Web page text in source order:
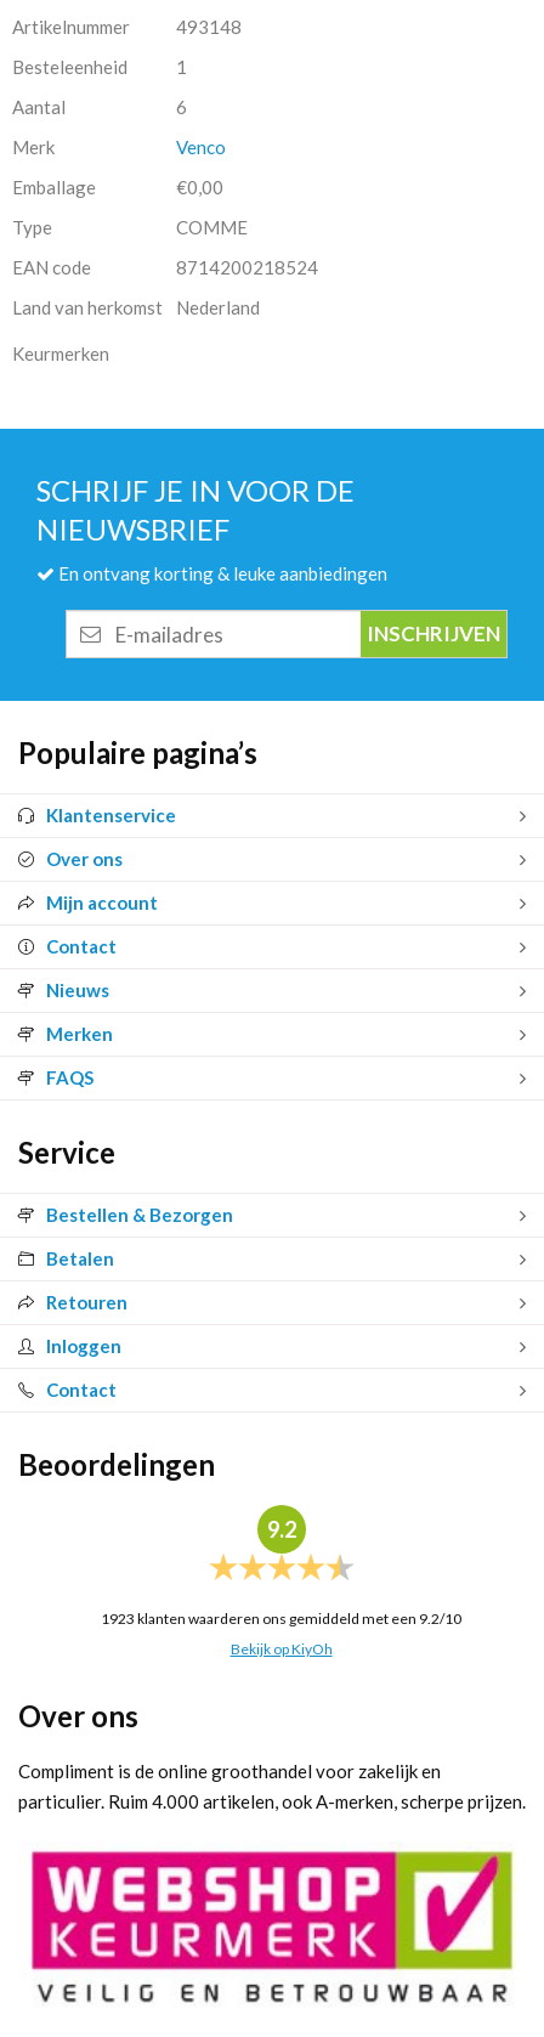
Artikelnummer
493148
Besteleenheid
1
Aantal
6
Merk
Venco
Emballage
€0,00
Type
COMME
EAN code
8714200218524
Land van herkomst
Nederland
Keurmerken
SCHRIJF JE IN VOOR DE
NIEUWSBRIEF
En ontvang korting & leuke aanbiedingen
mailadres
Populaire pagina’s
Klantenservice
Over ons
Mijn account
Contact
Nieuws
Merken
FAQS
Service
Bestellen & Bezorgen
Betalen
Retouren
Inloggen
Contact
Beoordelingen
9.2
1923 klanten waarderen ons gemiddeld met een 9.2/10
Bekijk op KiyOh
Over ons
Compliment is de online groothandel voor zakelijk en
particulier. Ruim 4.000 artikelen, ook A-merken, scherpe prijzen.